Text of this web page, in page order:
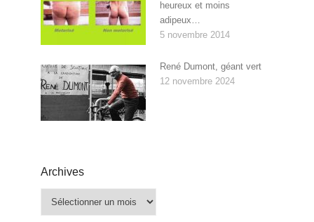
heureux et moins
adipeux…
5 novembre 2014
René Dumont, géant vert
12 novembre 2024
Archives